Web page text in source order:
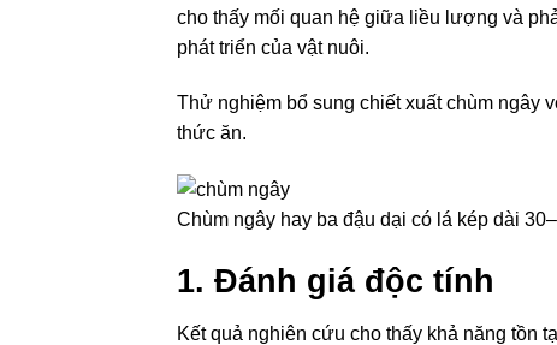
cho thấy mối quan hệ giữa liều lượng và
phát triển của vật nuôi.
Thử nghiệm bổ sung chiết xuất chùm ngây
thức ăn.
Chùm ngây hay ba đậu dại có lá kép dài
1. Đánh giá độc tính
Kết quả nghiên cứu cho thấy khả năng tồn